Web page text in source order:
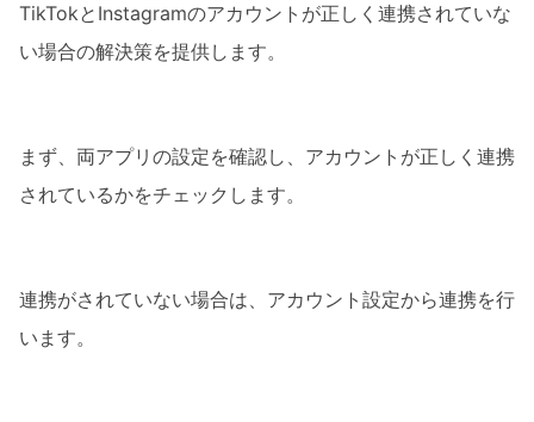
TikTokとInstagramのアカウントが正しく連携されていな
い場合の解決策を提供します。
まず、両アプリの設定を確認し、アカウントが正しく連携
されているかをチェックします。
連携がされていない場合は、アカウント設定から連携を行
います。